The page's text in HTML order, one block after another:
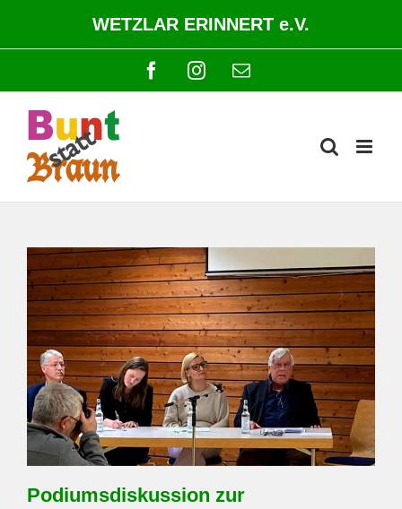
springen
WETZLAR ERINNERT e.V.
FacebookInstagram
E-
Mail
Podiumsdiskussion zur